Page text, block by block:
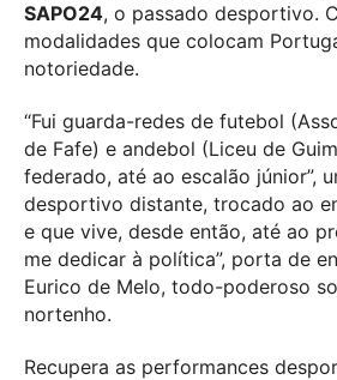
SAPO24, o passado desportivo.
modalidades que colocam
notoriedade.
“Fui guarda-redes de futebol
de Fafe) e andebol (Liceu de
federado, até ao escalão júnior”,
desportivo distante, trocado ao
e que vive, desde então, até ao
me dedicar à política”, porta de
Eurico de Melo, todo-poderoso
nortenho.
Recupera as performances